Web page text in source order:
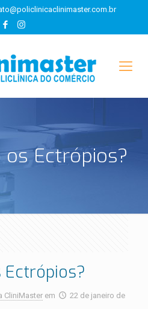
os Ectrópios?
Ectrópios?
CliniMaster em
22 de janeiro de